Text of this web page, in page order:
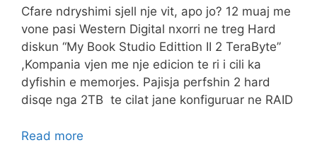
Cfare ndryshimi sjell nje vit, apo jo? 12 muaj me
vone pasi Western Digital nxorri ne treg Hard
diskun “My Book Studio Edittion II 2 TeraByte”
,Kompania vjen me nje edicion te ri i cili ka
dyfishin e memorjes. Pajisja perfshin 2 hard
disqe nga 2TB te cilat jane konfiguruar ne RAID
Read more